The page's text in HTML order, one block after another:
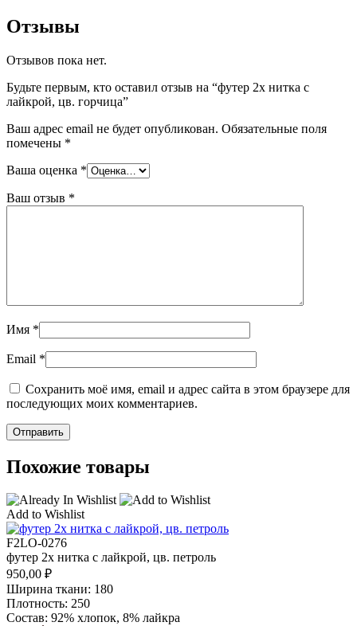
Отзывы
Отзывов пока нет.
Будьте первым, кто оставил отзыв на “футер 2х нитка с
лайкрой, цв. горчица”
Ваш адрес email не будет опубликован. Обязательные поля
помечены *
Ваша оценка *
Ваш отзыв *
Имя *
Email *
Сохранить моё имя, email и адрес сайта в этом браузере для
последующих моих комментариев.
Похожие товары
Add to Wishlist
F2LO-0276
футер 2х нитка с лайкрой, цв. петроль
950,00 ₽
Ширина ткани: 180
Плотность: 250
Состав: 92% хлопок, 8% лайкра